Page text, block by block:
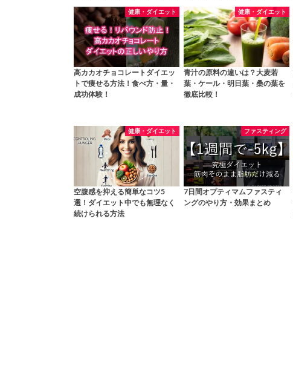
健康・ダイエット
高カカオチョコレートダイエッ
トで痩せる方法！食べ方・量・
成功体験！
健康・ダイエット
青汁の原料の違いは？大麦若
葉・ケール・明日葉・桑の葉を
徹底比較！
健康・ダイエット
空腹感を抑える簡単なコツ5
選！ダイエット中でも無理なく
続けられる方法
ファスティング
7日間オプティマムファスティ
ングのやり方・効果まとめ